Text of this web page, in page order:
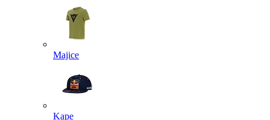
Majice
Kape